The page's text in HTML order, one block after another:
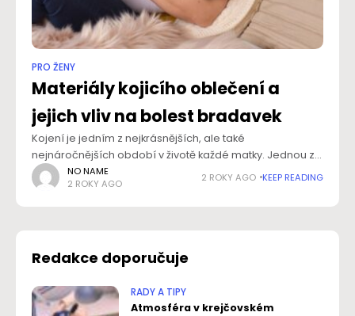
PRO ŽENY
Materiály kojicího oblečení a
jejich vliv na bolest bradavek
Kojení je jedním z nejkrásnějších, ale také
nejnáročnějších období v životě každé matky. Jednou z
častých obtíží, se kterými se maminky setkávají, je bolest
bradavek, která může být způsobena mnoha
NO NAME
2 ROKY AGO
2 ROKY AGO KEEP READING
Redakce doporučuje
RADY A TIPY
Atmosféra v krejčovském